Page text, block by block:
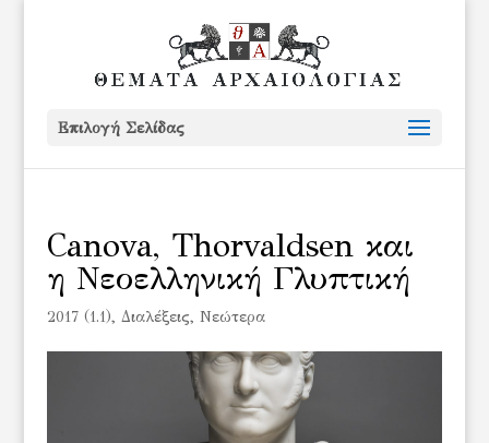
Επιλογή Σελίδας
Canova, Thorvaldsen και
η Νεοελληνική Γλυπτική
2017 (1.1), Διαλέξεις, Νεώτερα